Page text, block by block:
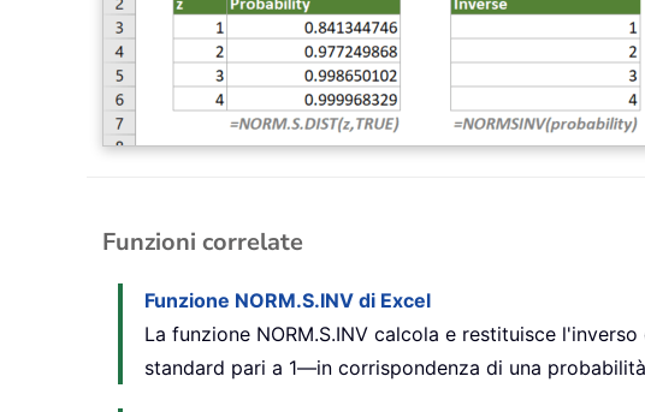
Funzioni correlate
Funzione NORM.S.INV di Excel
La funzione NORM.S.INV calcola e restituisce
standard pari a 1—in corrispondenza di una